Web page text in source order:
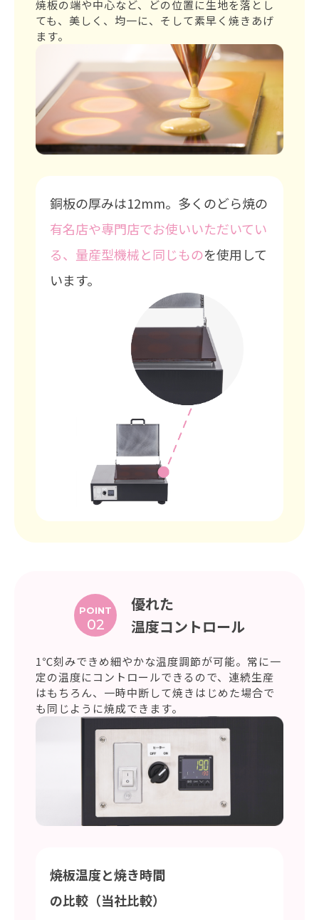
焼板の端や中心など、どの位置に生地を落とし
ても、美しく、均一に、そして素早く焼きあげ
ます。
銅板の厚みは12mm。多くのどら焼の
有名店や専門店でお使いいただいてい
る、量産型機械と同じものを使用して
います。
優れた
温度コントロール
POINT
02
1℃刻みできめ細やかな温度調節が可能。常に一
定の温度にコントロールできるので、連続生産
はもちろん、一時中断して焼きはじめた場合で
も同じように焼成できます。
焼板温度と焼き時間
の比較（当社比較）